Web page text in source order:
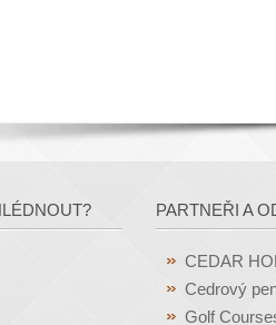
PARTNEŘI A
CEDAR
Cedrový
Golf